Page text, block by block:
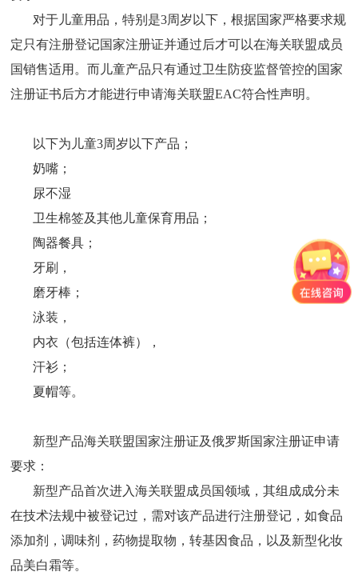
对于儿童用品，特别是3周岁以下，根据国家严格要求规
定只有注册登记国家注册证并通过后才可以在海关联盟成员
国销售适用。而儿童产品只有通过卫生防疫监督管控的国家
注册证书后方才能进行申请海关联盟EAC符合性声明。
以下为儿童3周岁以下产品；
奶嘴；
尿不湿
卫生棉签及其他儿童保育用品；
陶器餐具；
牙刷，
磨牙棒；
泳装，
内衣（包括连体裤），
汗衫；
夏帽等。
新型产品海关联盟国家注册证及俄罗斯国家注册证申请
要求：
新型产品首次进入海关联盟成员国领域，其组成成分未
在技术法规中被登记过，需对该产品进行注册登记，如食品
添加剂，调味剂，药物提取物，转基因食品，以及新型化妆
品美白霜等。